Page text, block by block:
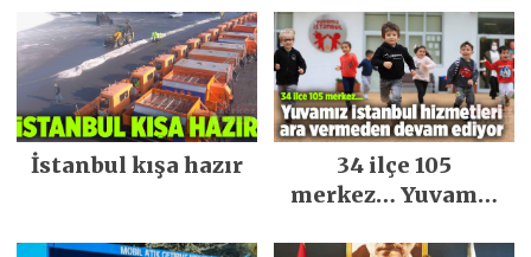
İstanbul kışa hazır
34 ilçe 105
merkez… Yuvamız